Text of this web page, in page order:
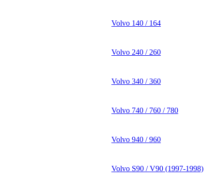
Volvo 140 / 164
Volvo 240 / 260
Volvo 340 / 360
Volvo 740 / 760 / 780
Volvo 940 / 960
Volvo S90 / V90 (1997-1998)